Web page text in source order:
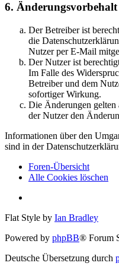
6. Änderungsvorbehalt
Der Betreiber ist
die
Nutzer per E-Mail
Der Nutzer ist
Im Falle des
Betreiber und dem
sofortiger Wirkung.
Die Änderungen gelten
der Nutzer den
Informationen über den
sind in der
Foren-Übersicht
Alle Cookies löschen
Flat Style by Ian Bradley
Powered by phpBB® Forum
Deutsche Übersetzung durch